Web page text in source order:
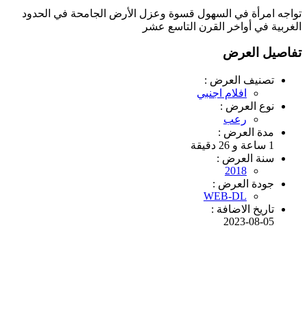
تواجه امرأة في السهول قسوة وعزل الأرض الجامحة في الحدود
الغربية في أواخر القرن التاسع عشر
تفاصيل العرض
تصنيف العرض :
افلام اجنبي
نوع العرض :
رعب
مدة العرض :
1 ساعة و 26 دقيقة
سنة العرض :
2018
جودة العرض :
WEB-DL
تاريخ الاضافة :
2023-08-05